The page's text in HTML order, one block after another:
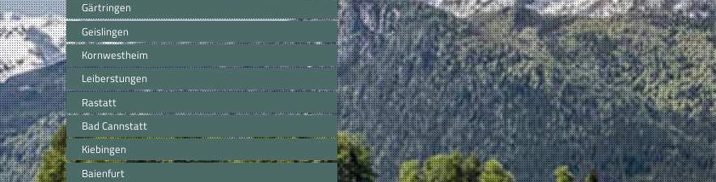
Gärtringen
Geislingen
Kornwestheim
Leiberstungen
Rastatt
Bad Cannstatt
Kiebingen
Baienfurt